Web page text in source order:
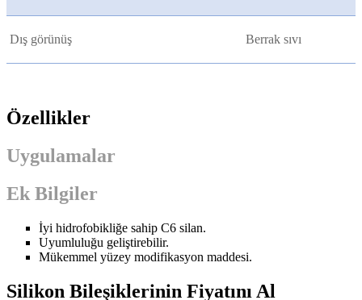
Dış görünüş Berrak sıvı
Özellikler
Uygulamalar
Ek Bilgiler
İyi hidrofobikliğe sahip C6 silan.
Uyumluluğu geliştirebilir.
Mükemmel yüzey modifikasyon maddesi.
Silikon Bileşiklerinin Fiyatını Al